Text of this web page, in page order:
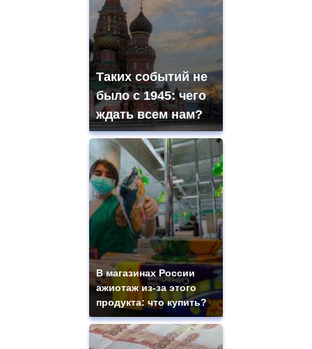
Таких событий не
было с 1945: чего
ждать всем нам?
В магазинах России
ажиотаж из-за этого
продукта: что купить?